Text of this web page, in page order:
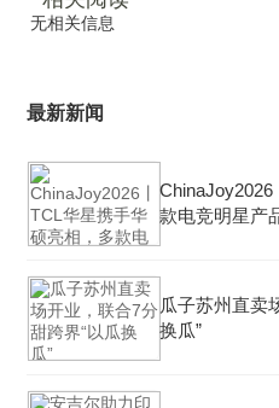
无相关信息
最新新闻
款电竞明星产
瓜子苏州直卖
换瓜”